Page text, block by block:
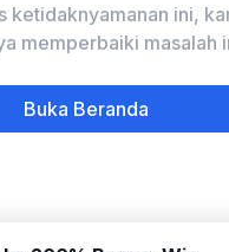
ketidaknyamanan ini,
memperbaiki masalah
Buka Beranda